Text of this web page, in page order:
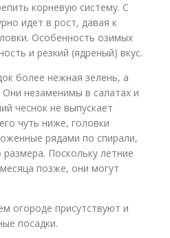
корневую систему. С
идет в рост, давая к
Особенность озимых
и резкий (ядреный) вкус.
более нежная зелень, а
незаменимы в салатах и
чеснок не выпускает
чуть ниже, головки
рядами по спирали,
Поскольку летние
позже, они могут
огороде присутствуют и
посадки.